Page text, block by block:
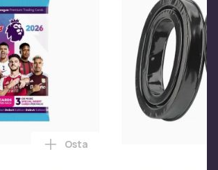
Lisää Topps Premier League
Osta